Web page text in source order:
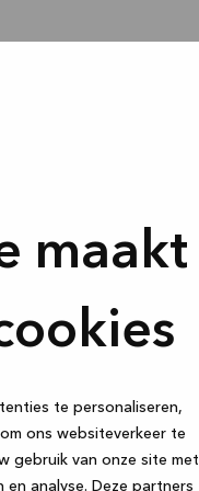
maakt
te personaliseren,
ons websiteverkeer te
gebruik van onze site met
analyse. Deze partners